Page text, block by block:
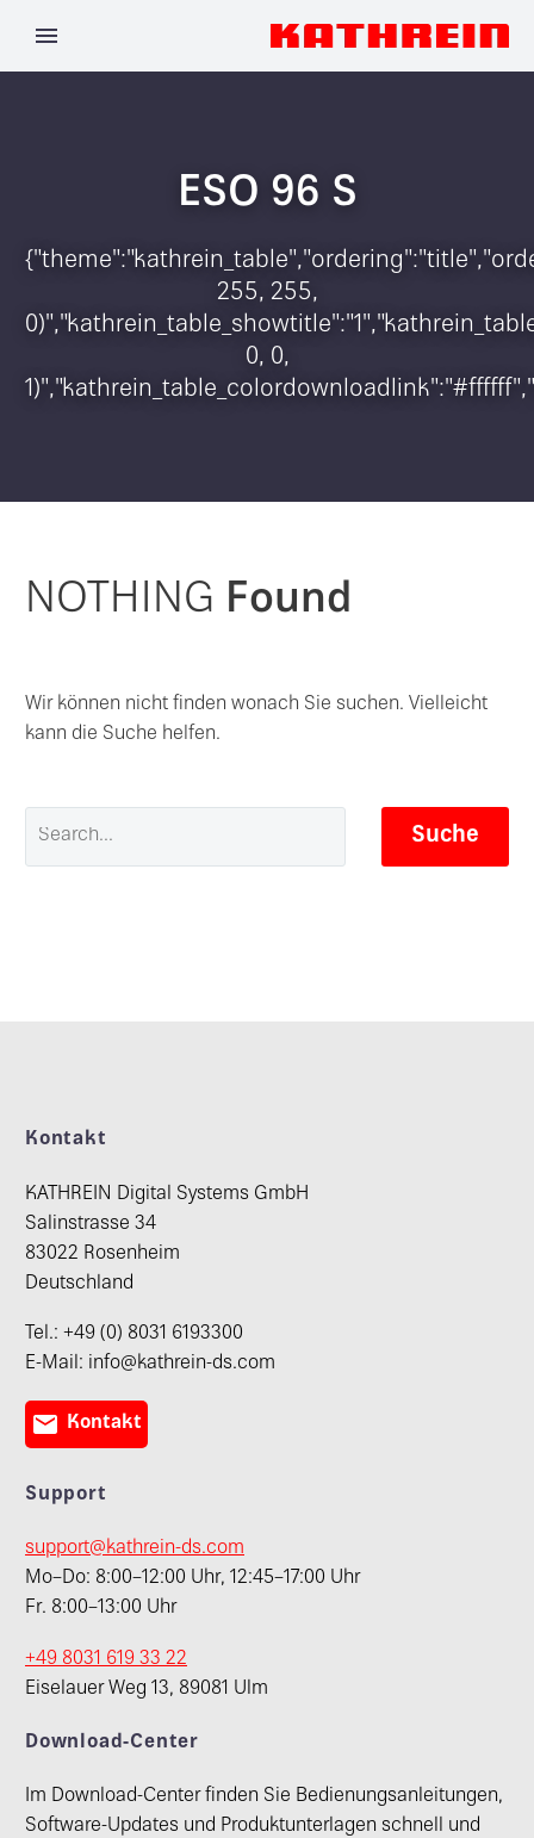
ESO 96 S
255, 255,
0, 0,
NOTHING Found
Wir können nicht finden wonach Sie suchen. Vielleicht
kann die Suche helfen.
Suche
Kontakt
KATHREIN Digital Systems GmbH
Salinstrasse 34
83022 Rosenheim
Deutschland
Tel.: +49 (0) 8031 6193300
E-Mail: info@kathrein-ds.com
 Kontakt
Support
support@kathrein-ds.com
Mo–Do: 8:00–12:00 Uhr, 12:45–17:00 Uhr
Fr. 8:00–13:00 Uhr
+49 8031 619 33 22
Eiselauer Weg 13, 89081 Ulm
Download-Center
Im Download-Center finden Sie Bedienungsanleitungen,
Software-Updates und Produktunterlagen schnell und